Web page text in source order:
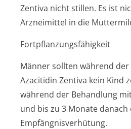
Zentiva nicht stillen. Es ist
Arzneimittel in die
Fortpflanzungsfähig­keit
Männer sollten während
Azacitidin Zentiva kein Kind
während der Behandlung
und bis zu 3 Monate danach
Empfängnisver­hütung.